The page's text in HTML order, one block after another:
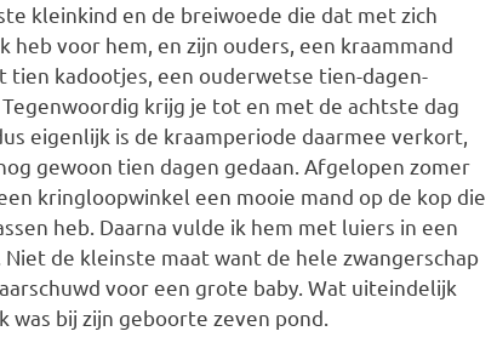
kleinkind en de breiwoede die dat met zich
heb voor hem, en zijn ouders, een kraammand
tien kadootjes, een ouderwetse tien-dagen-
krijg je tot en met de achtste dag
eigenlijk is de kraamperiode daarmee verkort,
gewoon tien dagen gedaan. Afgelopen zomer
kringloopwinkel een mooie mand op de kop die
heb. Daarna vulde ik hem met luiers in een
Niet de kleinste maat want de hele zwangerschap
voor een grote baby. Wat uiteindelijk
was bij zijn geboorte zeven pond.